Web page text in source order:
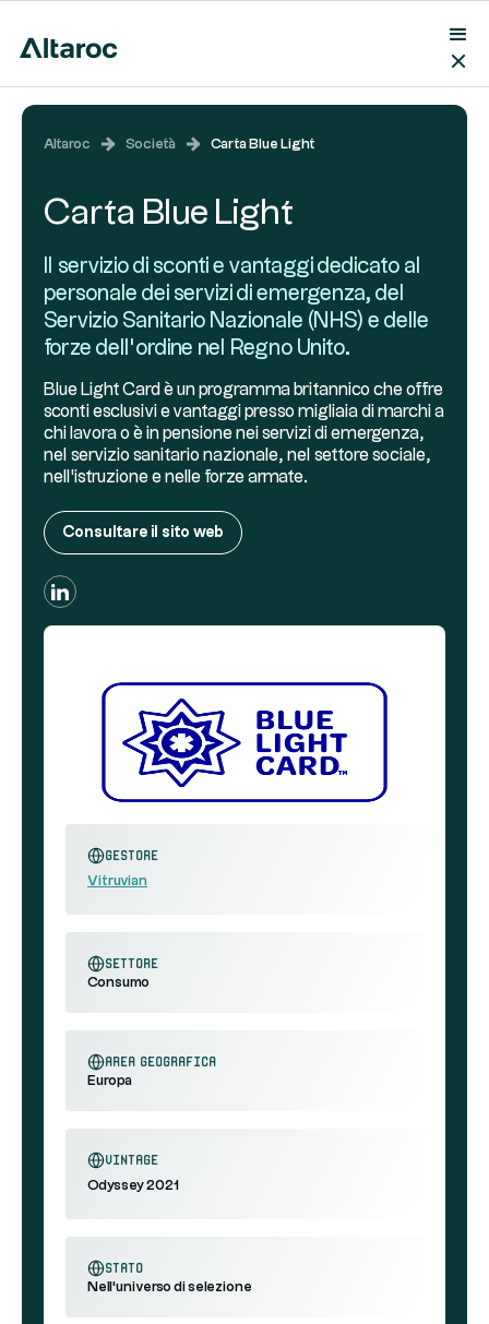
Altaroc Società Carta Blue Light
Gestore
Vitruvian
settore
Consumo
area geografica
Europa
Vintage
Odyssey 2021
stato
Nell'universo di selezione
Carta Blue Light
Il servizio di sconti e vantaggi dedicato al
personale dei servizi di emergenza, del
Servizio Sanitario Nazionale (NHS) e delle
forze dell'ordine nel Regno Unito.
Blue Light Card è un programma britannico che offre
sconti esclusivi e vantaggi presso migliaia di marchi a
chi lavora o è in pensione nei servizi di emergenza,
nel servizio sanitario nazionale, nel settore sociale,
nell'istruzione e nelle forze armate.
Consultare il sito web